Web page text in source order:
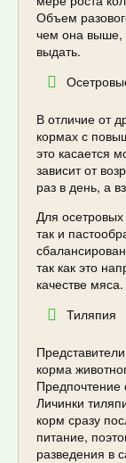
Объем
чем она выше,
выдать.
В отличие от
кормах с
это касается
зависит от
раз в день, а
Для
так и
так как это
качестве мяса.
Тиляпия
корма
Предпочтение
Личинки
корм сразу
питание,
разведения в